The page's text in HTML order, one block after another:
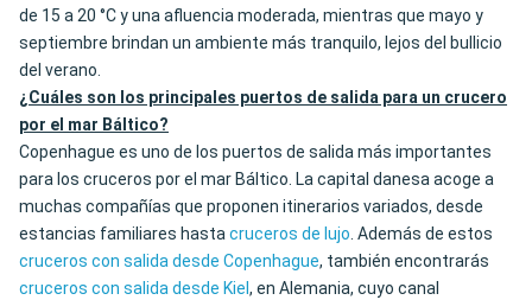
de 15 a 20 °C y una afluencia moderada, mientras que mayo y
septiembre brindan un ambiente más tranquilo, lejos del bullicio
del verano.
¿Cuáles son los principales puertos de salida para un crucero
por el mar Báltico?
Copenhague es uno de los puertos de salida más importantes
para los cruceros por el mar Báltico. La capital danesa acoge a
muchas compañías que proponen itinerarios variados, desde
estancias familiares hastacruceros de lujo. Además de estos
cruceros con salida desde Copenhague, también encontrarás
cruceros con salida desde Kiel , en Alemania, cuyo canal